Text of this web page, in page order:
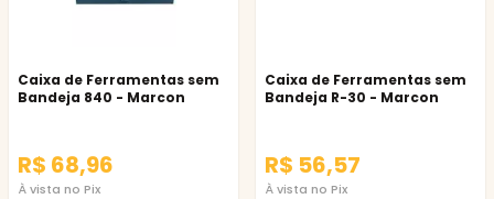
Caixa de Ferramentas sem
Bandeja 840 - Marcon
R$ 68,96
À vista no Pix
Caixa de Ferramentas sem
Bandeja R-30 - Marcon
R$ 56,57
À vista no Pix